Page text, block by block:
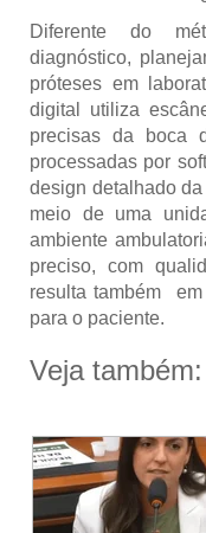
Diferente do
diagnóstico,
próteses em
digital utiliza
precisas da boca
processadas por
design detalhado
meio de uma
ambiente
preciso, com
resulta também em
para o paciente.
Veja também: